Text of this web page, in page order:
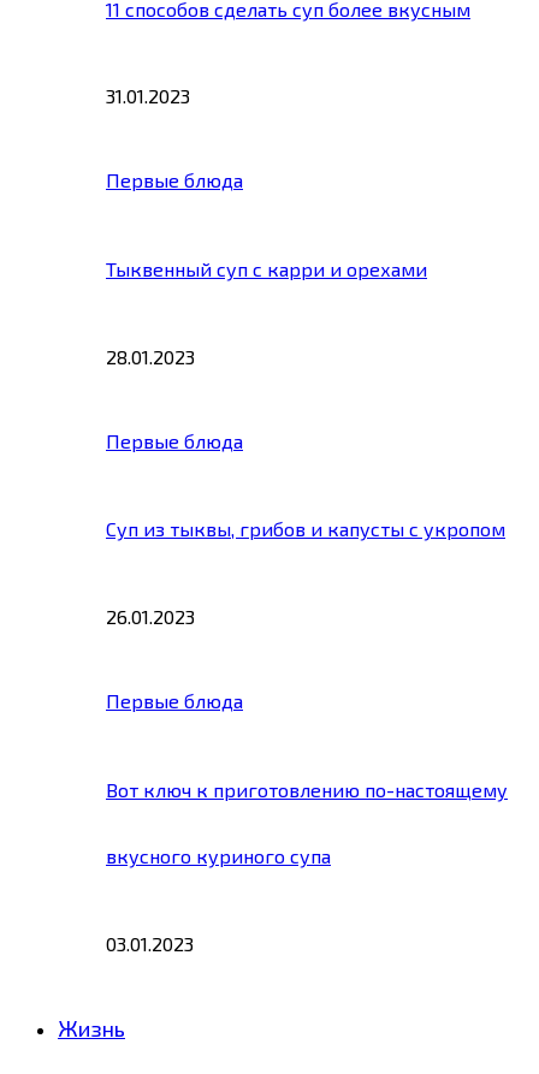
11 способов сделать суп более вкусным
31.01.2023
Первые блюда
Тыквенный суп с карри и орехами
28.01.2023
Первые блюда
Суп из тыквы, грибов и капусты с укропом
26.01.2023
Первые блюда
Вот ключ к приготовлению по-настоящему
вкусного куриного супа
03.01.2023
Жизнь